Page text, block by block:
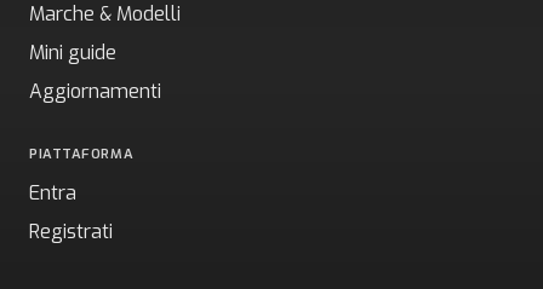
Marche & Modelli
Mini guide
Aggiornamenti
PIATTAFORMA
Entra
Registrati